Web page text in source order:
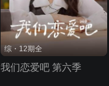
综・12期全
我们恋爱吧 第六季